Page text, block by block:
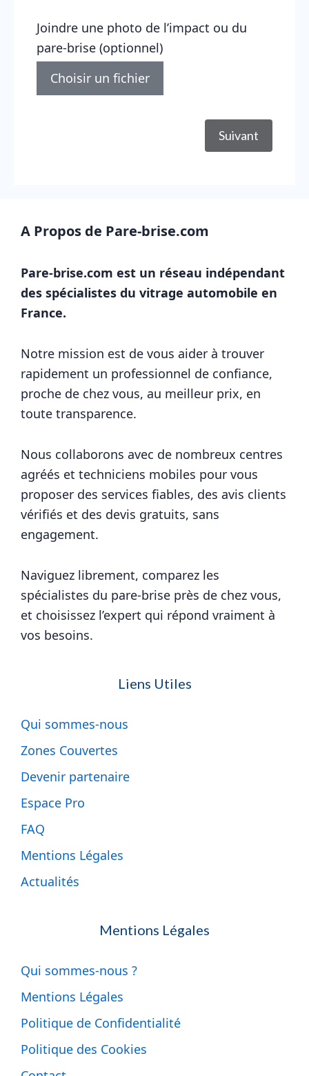
Joindre une photo de l’impact ou du
pare-brise (optionnel)
Choisir un fichier
Suivant
A Propos de Pare-brise.com
Pare-brise.com est un réseau indépendant
des spécialistes du vitrage automobile en
France.
Notre mission est de vous aider à trouver
rapidement un professionnel de confiance,
proche de chez vous, au meilleur prix, en
toute transparence.
Nous collaborons avec de nombreux centres
agréés et techniciens mobiles pour vous
proposer des services fiables, des avis clients
vérifiés et des devis gratuits, sans
engagement.
Naviguez librement, comparez les
spécialistes du pare-brise près de chez vous,
et choisissez l’expert qui répond vraiment à
vos besoins.
Liens Utiles
Qui sommes-nous
Zones Couvertes
Devenir partenaire
Espace Pro
FAQ
Mentions Légales
Actualités
Mentions Légales
Qui sommes-nous ?
Mentions Légales
Politique de Confidentialité
Politique des Cookies